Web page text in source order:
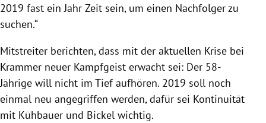
2019 fast ein Jahr Zeit sein, um einen Nachfolger zu
suchen.“
Mitstreiter berichten, dass mit der aktuellen Krise bei
Krammer neuer Kampfgeist erwacht sei: Der 58-
Jährige will nicht im Tief aufhören. 2019 soll noch
einmal neu angegriffen werden, dafür sei Kontinuität
mit Kühbauer und Bickel wichtig.